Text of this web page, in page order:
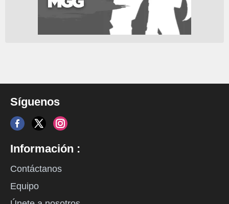
Síguenos
Información :
Contáctanos
Equipo